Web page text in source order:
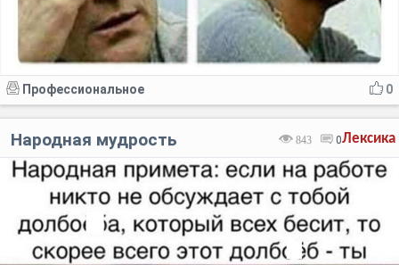
0
Профессиональное
Лексика
843 0
Народная мудрость